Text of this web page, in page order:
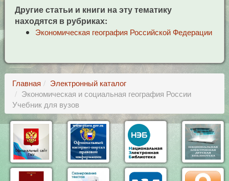
Другие статьи и книги на эту тематику
находятся в рубриках:
Экономическая география Российской Федерации
Главная
Электронный каталог
Экономическая и социальная география России
Учебник для вузов